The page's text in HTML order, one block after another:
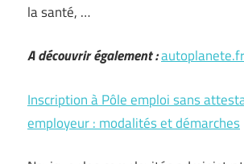
la santé, …
A découvrir également :autoplanete.fr
Inscription à Pôle emploi sans
employeur : modalités et démarches